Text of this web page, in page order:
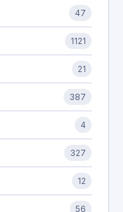
47
1121
21
387
4
327
12
56